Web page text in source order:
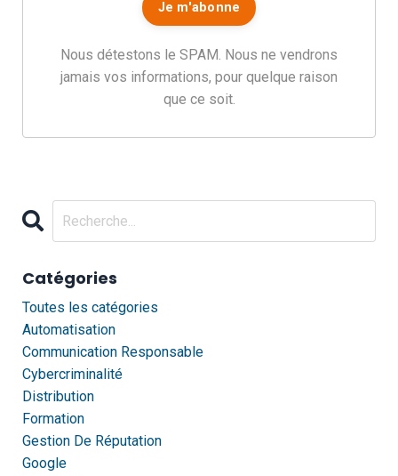
Nous détestons le SPAM. Nous ne vendrons
jamais vos informations, pour quelque raison
que ce soit.
Catégories
Toutes les catégories
Automatisation
Communication Responsable
Cybercriminalité
Distribution
Formation
Gestion De Réputation
Google